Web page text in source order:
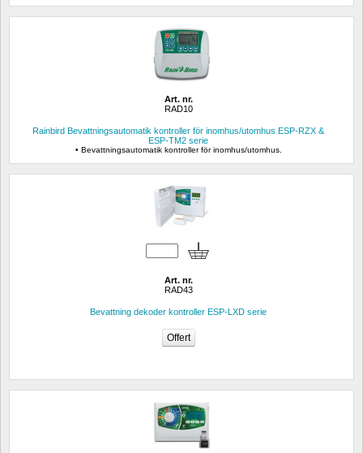
Art. nr.
RAD10
Rainbird Bevattningsautomatik kontroller för inomhus/utomhus ESP-RZX &
ESP-TM2 serie
• Bevattningsautomatik kontroller för inomhus/utomhus.
Art. nr.
RAD43
Bevattning dekoder kontroller ESP-LXD serie